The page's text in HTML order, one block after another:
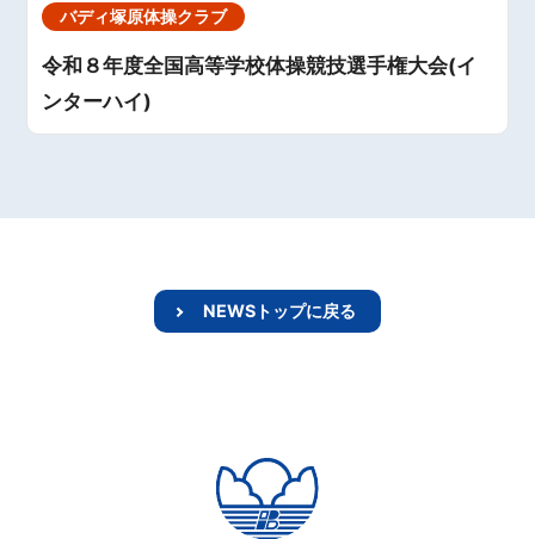
バディ塚原体操クラブ
令和８年度全国高等学校体操競技選手権大会(イ
ンターハイ)
NEWSトップに戻る